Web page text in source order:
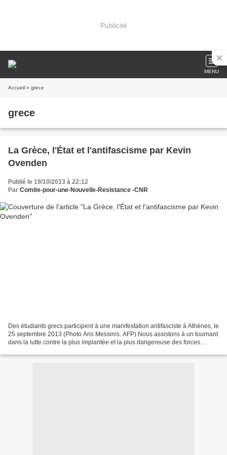
Publicité
MENU
Accueil » grece
grece
La Grèce, l'État et l'antifascisme par Kevin
Ovenden
Publié le 19/10/2013 à 22:12
Par Comite-pour-une-Nouvelle-Resistance -CNR
Des étudiants grecs participent à une manifestation antifasciste à Athènes, le
25 septembre 2013 (Photo Aris Messinis. AFP) Nous assistons à un tournant
dans la lutte contre la plus implantée et la plus dangereuse des forces